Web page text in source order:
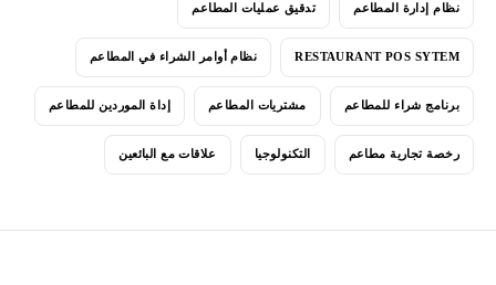
نظام إدارة المطاعم تدقيق عمليات المطاعم
RESTAURANT POS SYTEM نظام أوامر الشراء في المطاعم
برنامج شراء للمطاعم مشتريات المطاعم إداة الموردين للمطاعم
رخصة تجارية مطاعم التكنولوجيا علاقات مع البائعين